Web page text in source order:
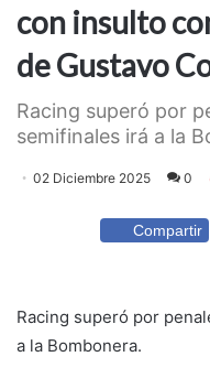
con insulto
de Gustavo
Racing superó por
semifinales irá a la
02 Diciembre 2025 0
Compartir
Racing superó por
a la Bombonera.